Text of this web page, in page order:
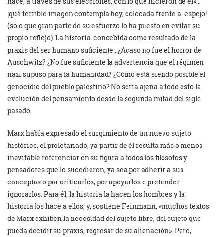
¡qué terrible imagen contempla hoy, colocada frente al espejo!
(solo que gran parte de su esfuerzo lo ha puesto en evitar su
propio reflejo). La historia, concebida como resultado de la
praxis del ser humano suficiente…¿Acaso no fue el horror de
Auschwitz? ¿No fue suficiente la advertencia que el régimen
nazi supuso para la humanidad? ¿Cómo está siendo posible el
genocidio del pueblo palestino? No sería ajena a todo esto la
evolución del pensamiento desde la segunda mitad del siglo
pasado.
Marx había expresado el surgimiento de un nuevo sujeto
histórico, el proletariado, ya partir de él resulta más o menos
inevitable referenciar en su figura a todos los filósofos y
pensadores que lo sucedieron, ya sea por adherir a sus
conceptos o por criticarlos, por apoyarlos o pretender
ignorarlos. Para él, la historia la hacen los hombres y la
historia los hace a ellos, y, sostiene Feinmann, «muchos textos
de Marx exhiben la necesidad del sujeto libre, del sujeto que
pueda decidir su praxis, regresar de su alienación». Pero,